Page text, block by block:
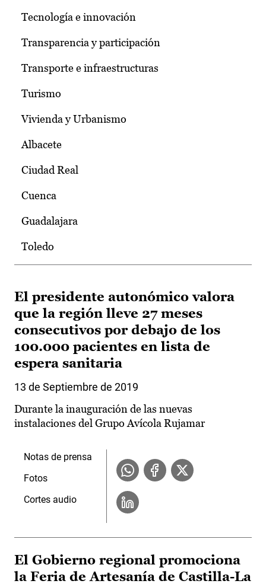
Tecnología e innovación
Transparencia y participación
Transporte e infraestructuras
Turismo
Vivienda y Urbanismo
Albacete
Ciudad Real
Cuenca
Guadalajara
Toledo
El presidente autonómico valora
que la región lleve 27 meses
consecutivos por debajo de los
100.000 pacientes en lista de
espera sanitaria
13 de Septiembre de 2019
Durante la inauguración de las nuevas
instalaciones del Grupo Avícola Rujamar
Notas de prensa
Fotos
Cortes audio
El Gobierno regional promociona
la Feria de Artesanía de Castilla-La